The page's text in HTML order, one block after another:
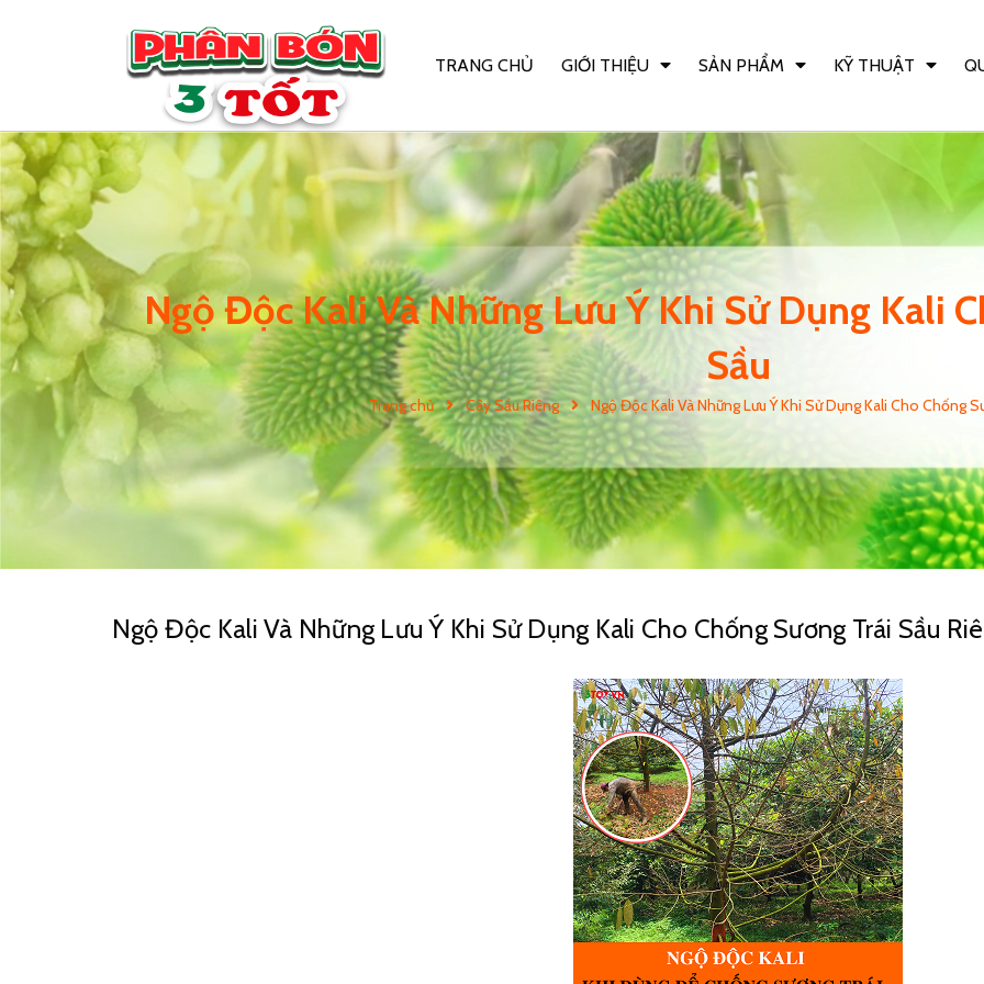
TRANG CHỦ GIỚI THIỆU SẢN PHẨM KỸ THUẬT
Ngộ Độc Kali Và Những Lưu Ý Khi Sử Dụng Kali
Sầu
Trang chủ Cây Sầu Riêng Ngộ Độc Kali Và Những Lưu Ý Khi Sử Dụng Kali Cho Chống
Ngộ Độc Kali Và Những Lưu Ý Khi Sử Dụng Kali Cho Chống Sương Trái Sầu